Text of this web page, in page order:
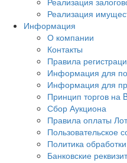
Реализация
Информация
О компании
Контакты
Правила
Информация для
Информация для
Принцип торгов на
Сбор Аукциона
Правила оплаты
Пользовательское
Политика
Банковские